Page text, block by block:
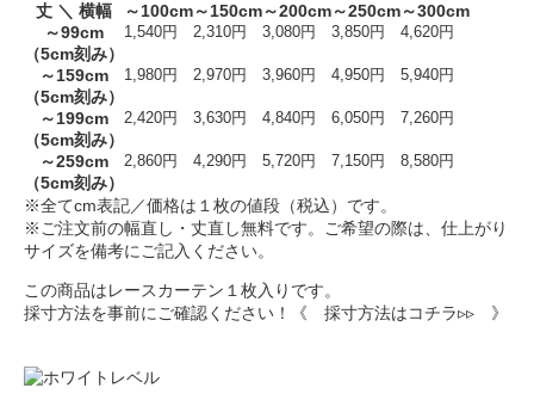
丈 ＼ 横幅
～100cm～150cm～200cm～250cm～300cm
～99cm
（5cm刻み）
1,540円 2,310円 3,080円 3,850円 4,620円
～159cm
（5cm刻み）
1,980円 2,970円 3,960円 4,950円 5,940円
～199cm
（5cm刻み）
2,420円 3,630円 4,840円 6,050円 7,260円
～259cm
（5cm刻み）
2,860円 4,290円 5,720円 7,150円 8,580円
※全てcm表記／価格は１枚の値段（税込）です。
※ご注文前の幅直し・丈直し無料です。ご希望の際は、仕上がり
サイズを備考にご記入ください。
この商品はレースカーテン１枚入りです。
採寸方法を事前にご確認ください！
《 採寸方法はコチラ▹▹ 》